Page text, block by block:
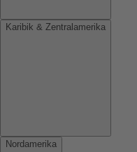
Karibik & Zentralamerika
Nordamerika